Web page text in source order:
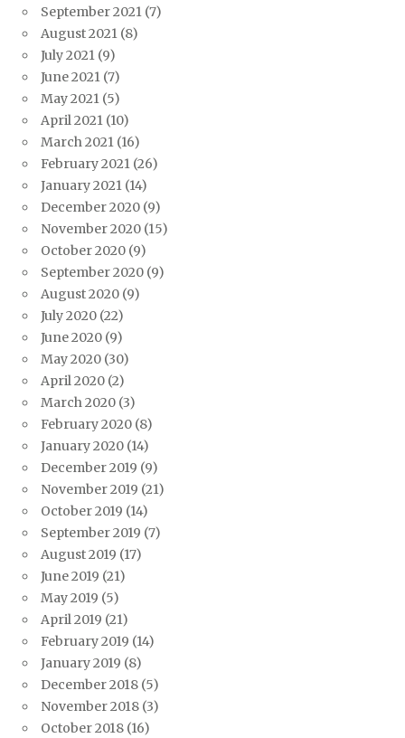
September 2021 (7)
August 2021 (8)
July 2021 (9)
June 2021 (7)
May 2021 (5)
April 2021 (10)
March 2021 (16)
February 2021 (26)
January 2021 (14)
December 2020 (9)
November 2020 (15)
October 2020 (9)
September 2020 (9)
August 2020 (9)
July 2020 (22)
June 2020 (9)
May 2020 (30)
April 2020 (2)
March 2020 (3)
February 2020 (8)
January 2020 (14)
December 2019 (9)
November 2019 (21)
October 2019 (14)
September 2019 (7)
August 2019 (17)
June 2019 (21)
May 2019 (5)
April 2019 (21)
February 2019 (14)
January 2019 (8)
December 2018 (5)
November 2018 (3)
October 2018 (16)